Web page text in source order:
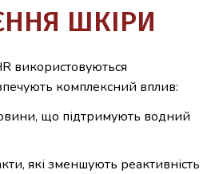
ШКІРИ
використовуються
комплексний вплив:
що підтримують водний
які зменшують реактивність